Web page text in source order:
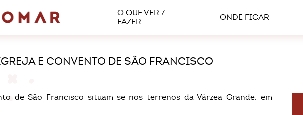
O QUE VER /
FAZER
ONDE FICAR
E CONVENTO DE SÃO FRANCISCO
de São Francisco situam-se nos terrenos da Várzea Grande, em